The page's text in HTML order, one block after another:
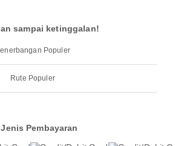
sampai ketinggalan!
Populer
Rute Populer
Jenis Pembayaran